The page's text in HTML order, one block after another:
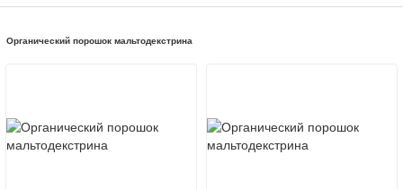
Органический порошок мальтодекстрина